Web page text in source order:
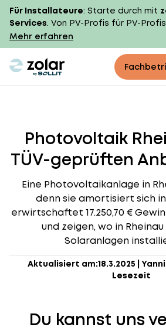
Für Installateure: Starte durch mit
Services. Von PV-Profis für PV-
Mehr erfahren
zolar logo
Photovoltaik
TÜV-geprüften
Eine Photovoltaikanlage in
denn sie amortisiert sich in
erwirtschaftet 17.250,70 €
und zeigen, wo in
Solaranlagen
Aktualisiert am:18.3.2025
Lesezeit
Du kannst uns